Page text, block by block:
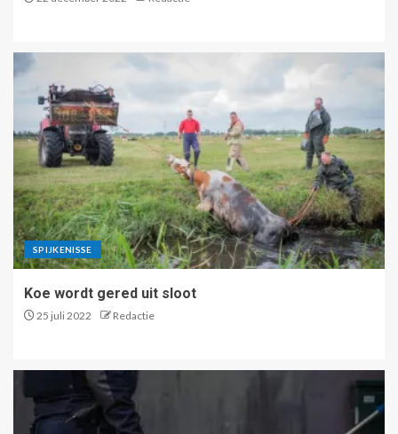
SPIJKENISSE
Koe wordt gered uit sloot
25 juli 2022 Redactie